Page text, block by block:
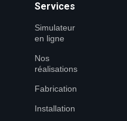
Services
Simulateur
en ligne
Nos
réalisations
Fabrication
Installation